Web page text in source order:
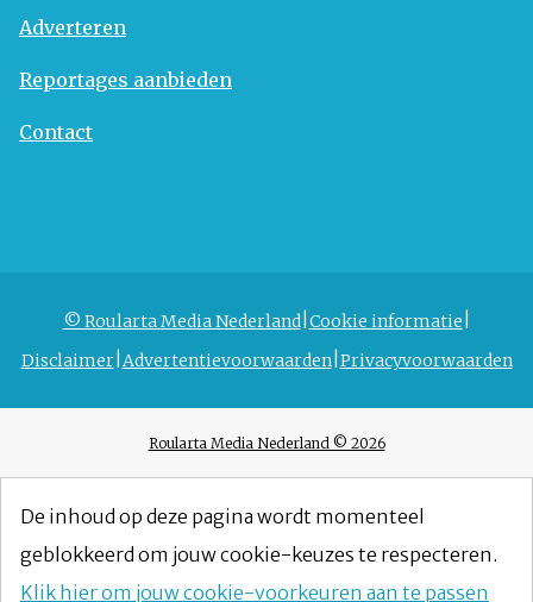
Adverteren
Reportages aanbieden
Contact
© Roularta Media Nederland Cookie informatie
Disclaimer Advertentievoorwaarden Privacyvoorwaarden
Roularta Media Nederland © 2026
De inhoud op deze pagina wordt momenteel
geblokkeerd om jouw cookie-keuzes te respecteren.
Klik hier om jouw cookie-voorkeuren aan te passen